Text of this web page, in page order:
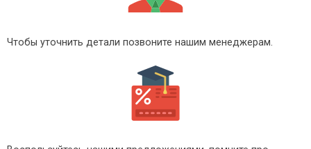
Чтобы уточнить детали позвоните нашим менеджерам.